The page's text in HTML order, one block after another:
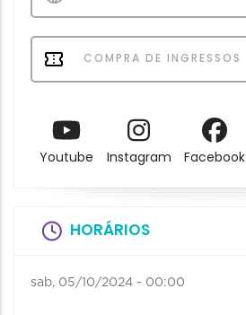
COMPRA DE INGRESSOS
Youtube Instagram Facebook
HORÁRIOS
sab, 05/10/2024 - 00:00